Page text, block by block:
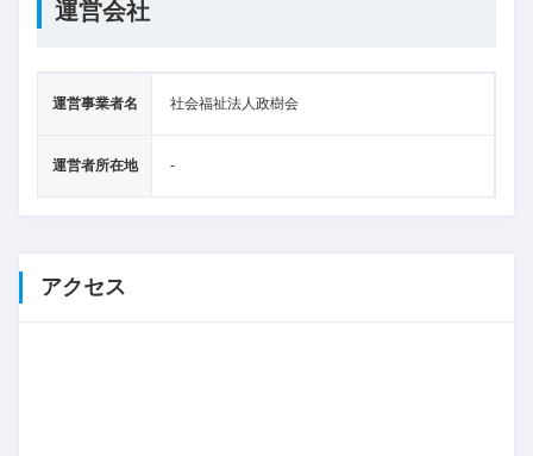
運営会社
運営事業者名 社会福祉法人政樹会
運営者所在地 -
アクセス